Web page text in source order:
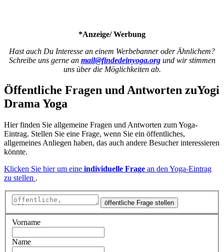
*Anzeige/ Werbung
Hast auch Du Interesse an einem Werbebanner oder Ähnlichem?
Schreibe uns gerne an mail@findedeinyoga.orgund wir stimmen
uns über die Möglichkeiten ab.
Öffentliche Fragen und Antworten zuYogi
Drama Yoga
Hier finden Sie allgemeine Fragen und Antworten zum Yoga-
Eintrag. Stellen Sie eine Frage, wenn Sie ein öffentliches,
allgemeines Anliegen haben, das auch andere Besucher interessieren
könnte.
Klicken Sie hier um eine individuelle Frage an den Yoga-Eintrag
zu stellen .
öffentliche Frage stellen
Vorname
Name